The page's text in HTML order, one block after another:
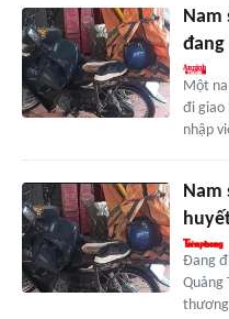
đang
Một
đi giao
nhập
Nam
Đang
Quảng